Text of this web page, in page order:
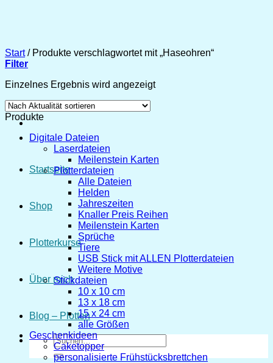
Startseite
Shop
Plotterkurse
Über mich
Blog – Plotten
Suchen
nach:
Start /Produkte verschlagwortet mit „Haseohren“
Filter
Einzelnes Ergebnis wird angezeigt
Produkte
Digitale Dateien
Laserdateien
Meilenstein Karten
Plotterdateien
Alle Dateien
Helden
Jahreszeiten
Knaller Preis Reihen
Meilenstein Karten
Sprüche
Tiere
USB Stick mit ALLEN Plotterdateien
Weitere Motive
Stickdateien
10 x 10 cm
13 x 18 cm
15 x 24 cm
alle Größen
Geschenkideen
Caketopper
personalisierte Frühstücksbrettchen